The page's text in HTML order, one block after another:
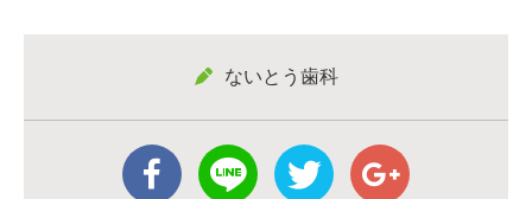
ないとう歯科